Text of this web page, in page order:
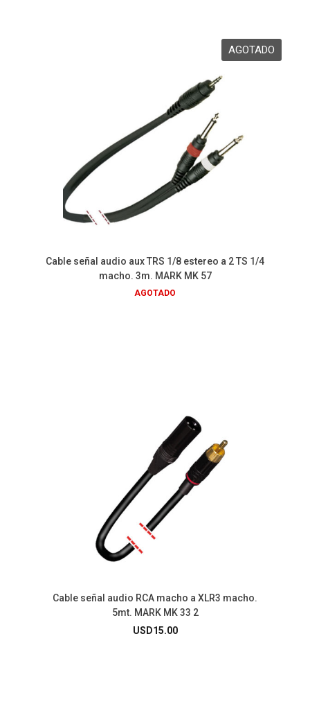
Cable señal audio aux TRS 1/8 estereo a 2 TS 1/4
macho. 3m. MARK MK 57
AGOTADO
Cable señal audio RCA macho a XLR3 macho.
5mt. MARK MK 33 2
USD15.00